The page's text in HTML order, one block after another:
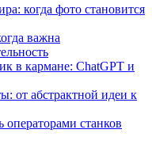
когда фото становится
важна
в кармане: ChatGPT и
от абстрактной идеи к
станков